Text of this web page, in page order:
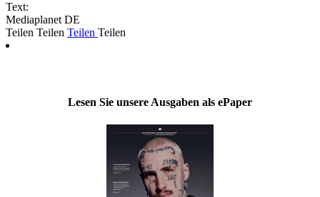
Text:
Mediaplanet DE
Teilen Teilen Teilen Teilen
Lesen Sie unsere Ausgaben als ePaper